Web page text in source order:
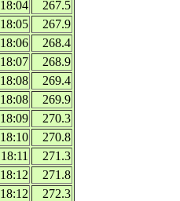
18:04
267.5
18:05
267.9
18:06
268.4
18:07
268.9
18:08
269.4
18:08
269.9
18:09
270.3
18:10
270.8
18:11
271.3
18:12
271.8
18:12
272.3